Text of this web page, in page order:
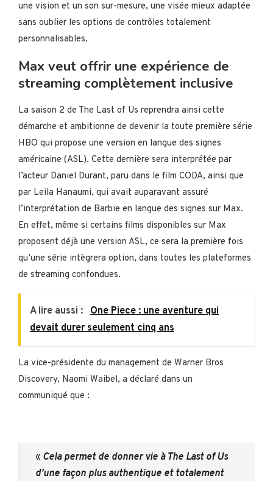
une vision et un son sur-mesure, une visée mieux adaptée
sans oublier les options de contrôles totalement
personnalisables.
Max veut offrir une expérience de
streaming complètement inclusive
La saison 2 de The Last of Us reprendra ainsi cette
démarche et ambitionne de devenir la toute première série
HBO qui propose une version en langue des signes
américaine (ASL). Cette dernière sera interprétée par
l’acteur Daniel Durant, paru dans le film CODA, ainsi que
par Leila Hanaumi, qui avait auparavant assuré
l’interprétation de Barbie en langue des signes sur Max.
En effet, même si certains films disponibles sur Max
proposent déjà une version ASL, ce sera la première fois
qu’une série intègrera option, dans toutes les plateformes
de streaming confondues.
A lire aussi :
One Piece : une aventure qui
devait durer seulement cinq ans
La vice-présidente du management de Warner Bros
Discovery, Naomi Waibel, a déclaré dans un
communiqué que :
« Cela permet de donner vie à The Last of Us
d’une façon plus authentique et totalement